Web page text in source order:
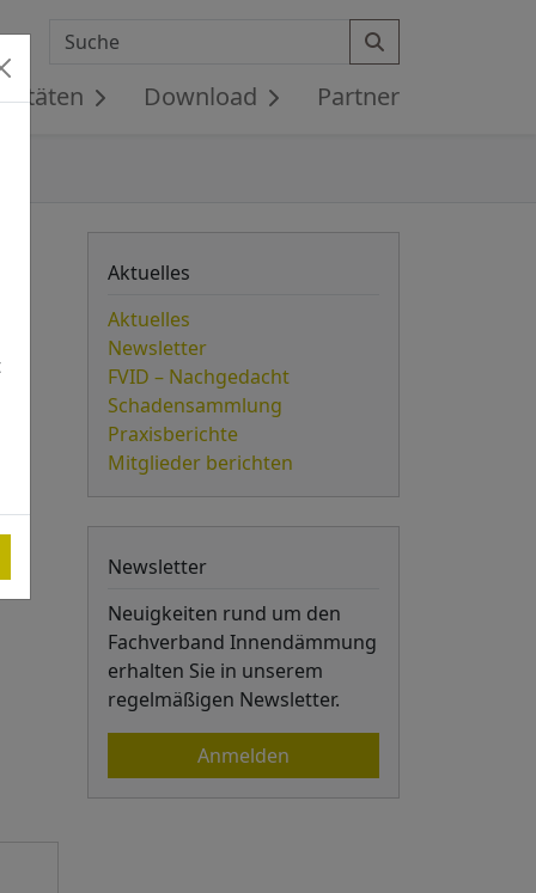
Download Partner
Aktuelles
Aktuelles
Newsletter
FVID – Nachgedacht
Schadensammlung
Praxisberichte
Mitglieder berichten
Newsletter
Neuigkeiten rund um den
Fachverband Innendämmung
erhalten Sie in unserem
regelmäßigen Newsletter.
Anmelden